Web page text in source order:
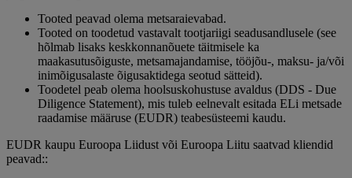
Tooted peavad olema metsaraievabad.
Tooted on toodetud vastavalt tootjariigi seadusandlusele (see
hõlmab lisaks keskkonnanõuete täitmisele ka
maakasutusõiguste, metsamajandamise, tööjõu-, maksu- ja/või
inimõigusalaste õigusaktidega seotud sätteid).
Toodetel peab olema hoolsuskohustuse avaldus (DDS - Due
Diligence Statement), mis tuleb eelnevalt esitada ELi metsade
raadamise määruse (EUDR) teabesüsteemi kaudu.
EUDR kaupu Euroopa Liidust või Euroopa Liitu saatvad kliendid
peavad::